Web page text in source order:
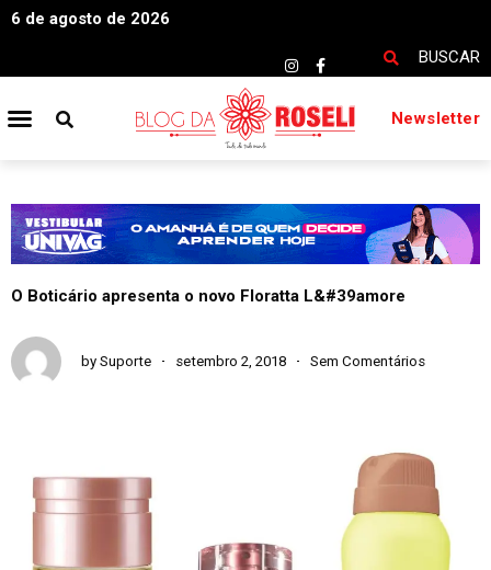
6 de agosto de 2026
BUSCAR
Newsletter
O Boticário apresenta o novo Floratta L&#39amore
by Suporte setembro 2, 2018 Sem Comentários